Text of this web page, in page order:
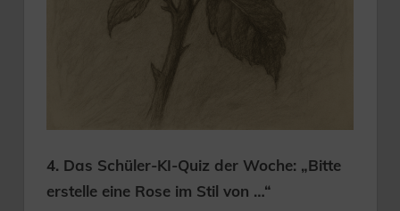
4. Das Schüler-KI-Quiz der Woche: „Bitte
erstelle eine Rose im Stil von …“